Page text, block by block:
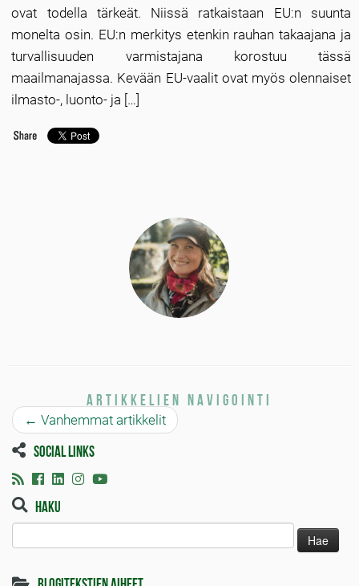
ovat todella tärkeät. Niissä ratkaistaan EU:n suunta
monelta osin. EU:n merkitys etenkin rauhan takaajana ja
turvallisuuden varmistajana korostuu tässä
maailmanajassa. Kevään EU-vaalit ovat myös olennaiset
ilmasto-, luonto- ja […]
Artikkelien navigointi
← Vanhemmat artikkelit
Social links
Haku
Blogitekstien aiheet